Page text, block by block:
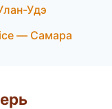
Удэ
— Самара